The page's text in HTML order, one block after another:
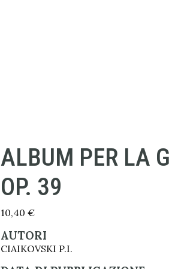
ALBUM PER LA
OP. 39
10,40 €
AUTORI
CIAIKOVSKI P.I.